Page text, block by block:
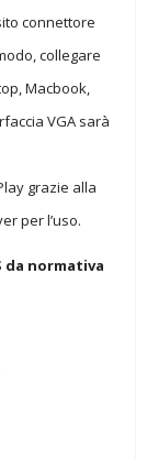
connettore
collegare
Macbook,
VGA sarà
grazie alla
per l’uso.
da normativa